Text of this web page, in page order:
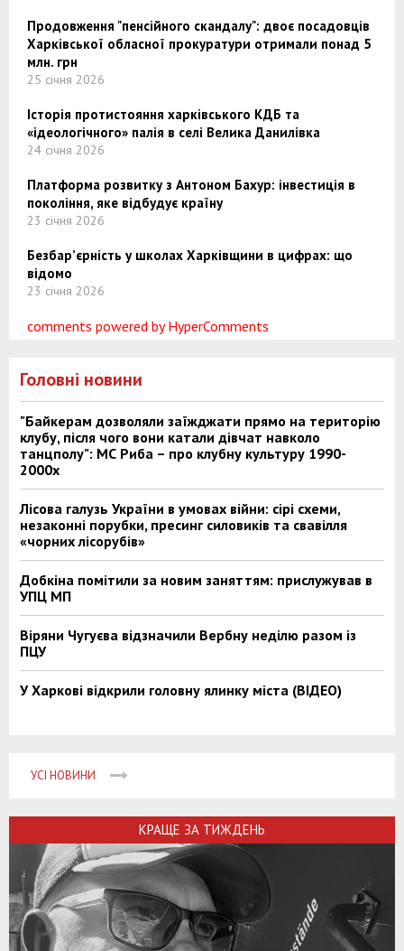
Продовження "пенсійного скандалу": двоє посадовців
Харківської обласної прокуратури отримали понад 5
млн. грн
25 січня 2026
Історія протистояння харківського КДБ та
«ідеологічного» палія в селі Велика Данилівка
24 січня 2026
Платформа розвитку з Антоном Бахур: інвестиція в
покоління, яке відбудує країну
23 січня 2026
Безбар’єрність у школах Харківщини в цифрах: що
відомо
23 січня 2026
comments powered by HyperComments
Головні новини
"Байкерам дозволяли заїжджати прямо на територію
клубу, після чого вони катали дівчат навколо
танцполу": МС Риба – про клубну культуру 1990-
2000х
Лісова галузь України в умовах війни: сірі схеми,
незаконні порубки, пресинг силовиків та свавілля
«чорних лісорубів»
Добкіна помітили за новим заняттям: прислужував в
УПЦ МП
Віряни Чугуєва відзначили Вербну неділю разом із
ПЦУ
У Харкові відкрили головну ялинку міста (ВІДЕО)
УСІ НОВИНИ
КРАЩЕ ЗА ТИЖДЕНЬ